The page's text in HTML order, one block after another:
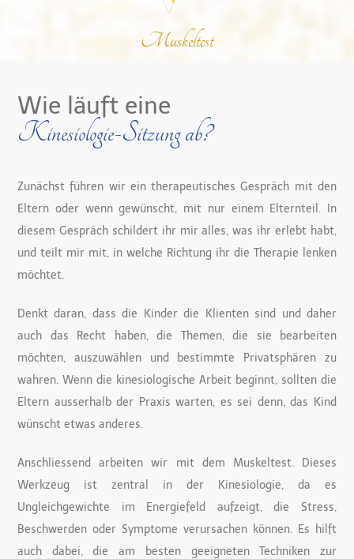
Muskeltest
Wie läuft eine
Kinesiologie-Sitzung ab?
Zunächst führen wir ein therapeutisches Gespräch mit den
Eltern oder wenn gewünscht, mit nur einem Elternteil. In
diesem Gespräch schildert ihr mir alles, was ihr erlebt habt,
und teilt mir mit, in welche Richtung ihr die Therapie lenken
möchtet.
Denkt daran, dass die Kinder die Klienten sind und daher
auch das Recht haben, die Themen, die sie bearbeiten
möchten, auszuwählen und bestimmte Privatsphären zu
wahren. Wenn die kinesiologische Arbeit beginnt, sollten die
Eltern ausserhalb der Praxis warten, es sei denn, das Kind
wünscht etwas anderes.
Anschliessend arbeiten wir mit dem Muskeltest. Dieses
Werkzeug ist zentral in der Kinesiologie, da es
Ungleichgewichte im Energiefeld aufzeigt, die Stress,
Beschwerden oder Symptome verursachen können. Es hilft
auch dabei, die am besten geeigneten Techniken zur